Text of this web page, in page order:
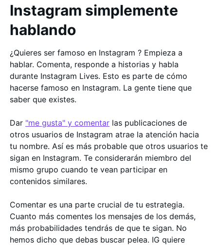
Instagram simplemente
hablando
¿Quieres ser famoso en Instagram ? Empieza a
hablar. Comenta, responde a historias y habla
durante Instagram Lives. Esto es parte de cómo
hacerse famoso en Instagram. La gente tiene que
saber que existes.
Dar "me gusta" y comentar las publicaciones de
otros usuarios de Instagram atrae la atención hacia
tu nombre. Así es más probable que otros usuarios te
sigan en Instagram. Te considerarán miembro del
mismo grupo cuando te vean participar en
contenidos similares.
Comentar es una parte crucial de tu estrategia.
Cuanto más comentes los mensajes de los demás,
más probabilidades tendrás de que te sigan. No
hemos dicho que debas buscar pelea. IG quiere